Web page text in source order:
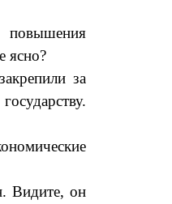
повышения
ясно?
за
Видите, он